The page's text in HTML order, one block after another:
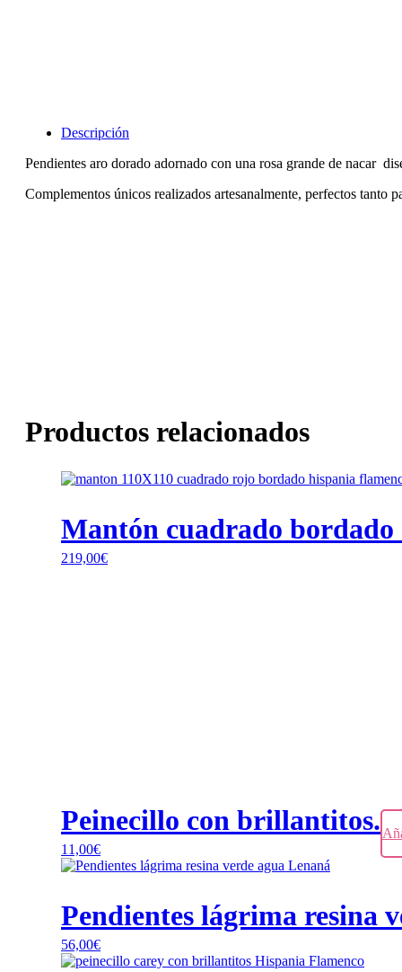
Descripción
Pendientes aro dorado adornado con una rosa grande de nacar
Complementos únicos realizados artesanalmente, perfectos tanto
Productos relacionados
Mantón cuadrado bordado
219,00€
Peinecillo con brillantitos.
11,00€
Pendientes lágrima resina
56,00€